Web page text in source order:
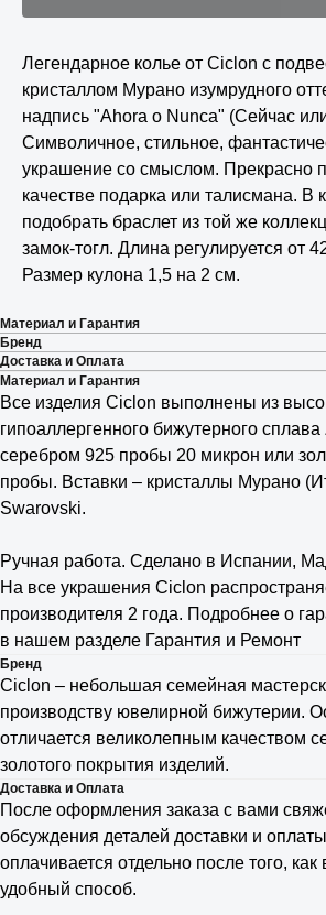
Легендарное колье от Ciclon с
кристаллом Мурано изумрудного
надпись "Ahora o Nunca" (Сейчас
Символичное, стильное,
украшение со смыслом. Прекрасно
качестве подарка или талисмана. В
подобрать браслет из той же
замок-тогл. Длина регулируется от
Размер кулона 1,5 на 2 см.
Материал и Гарантия
Бренд
Доставка и Оплата
Материал и Гарантия
Все изделия Ciclon выполнены из
гипоаллергенного бижутерного
серебром 925 пробы 20 микрон или
пробы. Вставки – кристаллы Мурано
Swarovski.
Ручная работа. Сделано в Испании,
На все украшения Ciclon
производителя 2 года. Подробнее о
в нашем разделе Гарантия и Ремонт
Бренд
Ciclon – небольшая семейная
производству ювелирной бижутерии.
отличается великолепным качеством
золотого покрытия изделий.
Доставка и Оплата
После оформления заказа с вами
обсуждения деталей доставки и
оплачивается отдельно после того,
удобный способ.